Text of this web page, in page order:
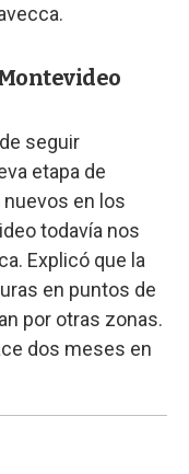
seguir
etapa de
en los
todavía nos
Explicó que la
en puntos de
por otras zonas.
dos meses en